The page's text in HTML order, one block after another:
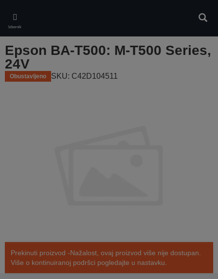
main
content
Izbornik
Epson BA-T500: M-T500 Series,
24V
Obustavljeno SKU: C42D104511
Prekinuti proizvod -Nažalost, ovaj proizvod više nije dostupan.
Više o kontinuiranoj podršci pogledajte u nastavku.